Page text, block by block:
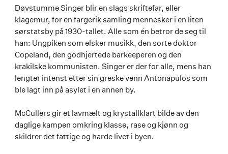
Døvstumme Singer blir en slags skriftefar, eller
klagemur, for en fargerik samling mennesker i en liten
sørstatsby på 1930-tallet. Alle som én betror de seg til
han: Ungpiken som elsker musikk, den sorte doktor
Copeland, den godhjertede barkeeperen og den
krakilske kommunisten. Singer er der for alle, mens han
lengter intenst etter sin greske venn Antonapulos som
ble lagt inn på asylet i en annen by.
McCullers gir et lavmælt og krystallklart bilde av den
daglige kampen omkring klasse, rase og kjønn og
skildrer det fattige og harde livet i byen.